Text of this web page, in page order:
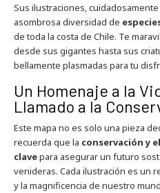
Sus ilustraciones,
asombrosa diversidad de
de toda la costa de Chile. Te
desde sus gigantes hasta sus
bellamente plasmadas para tu
Un Homenaje a la
Llamado a la
Este mapa no es solo una pieza
recuerda que la conservación y
clavepara asegurar un futuro
venideras. Cada ilustración es un
y la magnificencia de nuestro